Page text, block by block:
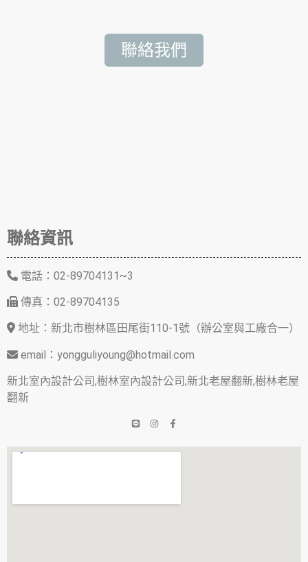
聯絡我們
聯絡資訊
電話：02-89704131~3
傳真：02-89704135
地址：新北市樹林區田尾街110-1號（辦公室與工廠合一）
email：yongguliyoung@hotmail.com
新北室內設計公司,樹林室內設計公司,新北老屋翻新,樹林老屋
翻新